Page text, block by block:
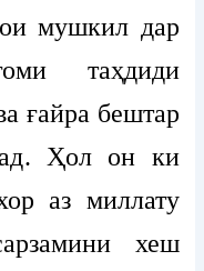
мушкил дар
таҳдиди
ғайра бештар
Ҳол он ки
аз миллату
хеш